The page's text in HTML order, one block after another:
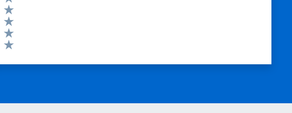
Valuta 5 stelle su 5
Valuta 4 stelle su 5
Valuta 3 stelle su 5
Valuta 2 stelle su 5
Valuta 1 stelle su 5